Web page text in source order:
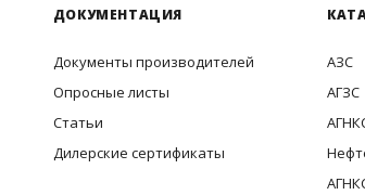
ДОКУМЕНТАЦИЯ
Документы производителей
Опросные листы
Статьи
Дилерские сертификаты
АЗС
АГЗС